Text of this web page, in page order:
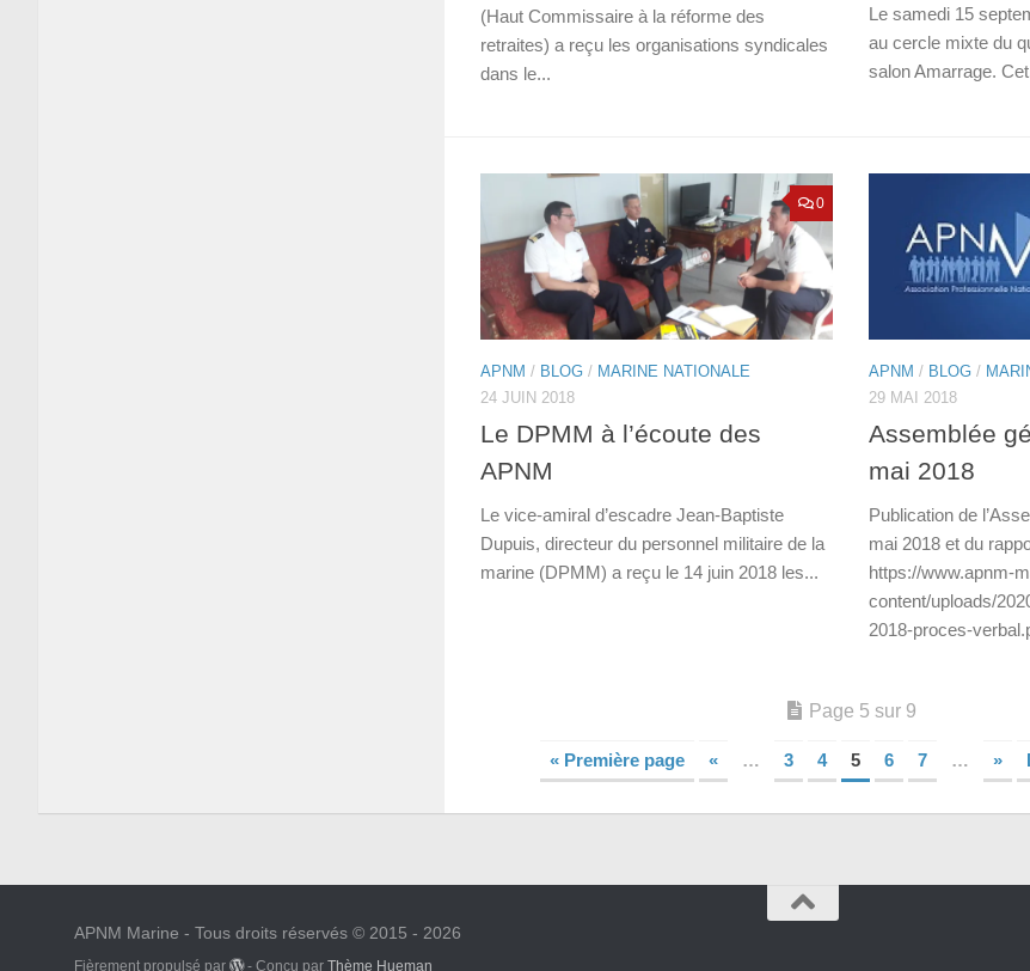
(Haut Commissaire à la réforme des
retraites) a reçu les organisations syndicales
dans le...
Le samedi 15
au cercle mixte du
salon Amarrage.
0
APNM / BLOG / MARINE NATIONALE
24 JUIN 2018
Le DPMM à l’écoute des
APNM
Le vice-amiral d’escadre Jean-Baptiste
Dupuis, directeur du personnel militaire de la
marine (DPMM) a reçu le 14 juin 2018 les...
APNM / BLOG /
29 MAI 2018
Assemblée
mai 2018
Publication de
mai 2018 et du
https://www.apnm-
content/uploads/
2018-proces-
Page 5 sur 9
« Première page « … 3 4 5 6 7 … »
APNM Marine - Tous droits réservés © 2015 - 2026
Fièrement propulsé par - Conçu parThème Hueman